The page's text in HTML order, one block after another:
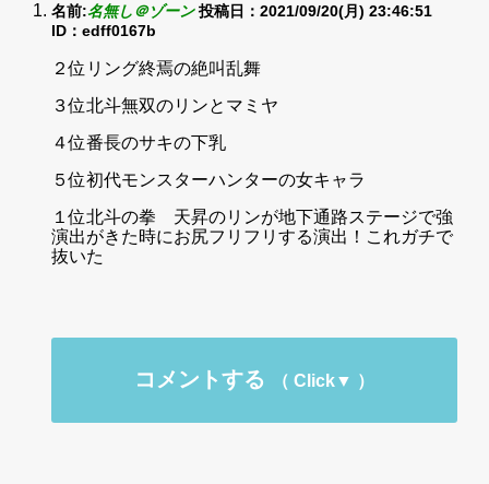
名前:名無し＠ゾーン 投稿日：2021/09/20(月) 23:46:51
ID：edff0167b
２位リング終焉の絶叫乱舞
３位北斗無双のリンとマミヤ
４位番長のサキの下乳
５位初代モンスターハンターの女キャラ
１位北斗の拳 天昇のリンが地下通路ステージで強
演出がきた時にお尻フリフリする演出！これガチで
抜いた
コメントする